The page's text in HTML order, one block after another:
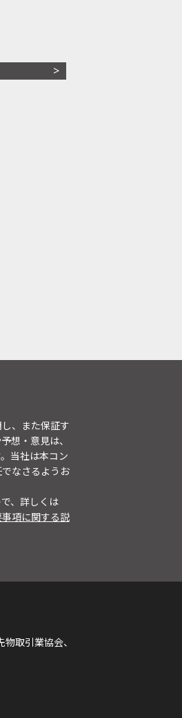
、また保証す
想・意見は、
当社は本コン
なさるようお
、詳しくは
項に関する説
取引業協会、